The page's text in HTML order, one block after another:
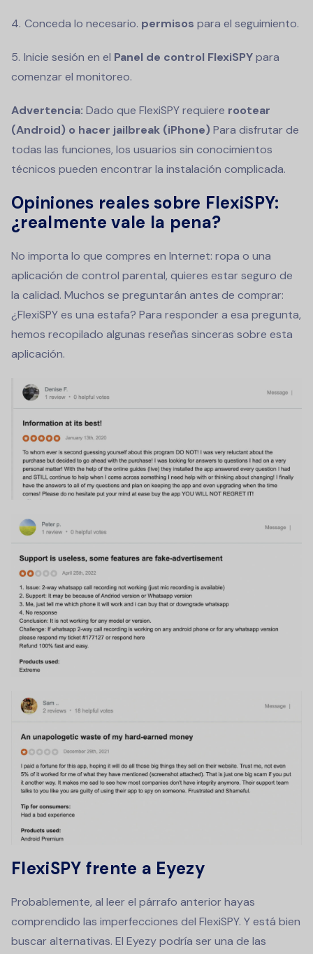
Conceda lo necesario. permisos para el seguimiento.
Inicie sesión en el Panel de control FlexiSPYpara
comenzar el monitoreo.
Advertencia: Dado que FlexiSPY requiere rootear
(Android) o hacer jailbreak (iPhone) Para disfrutar de
todas las funciones, los usuarios sin conocimientos
técnicos pueden encontrar la instalación complicada.
Opiniones reales sobre FlexiSPY:
¿realmente vale la pena?
No importa lo que compres en Internet: ropa o una
aplicación de control parental, quieres estar seguro de
la calidad. Muchos se preguntarán antes de comprar:
¿FlexiSPY es una estafa? Para responder a esa pregunta,
hemos recopilado algunas reseñas sinceras sobre esta
aplicación.
FlexiSPY frente a Eyezy
Probablemente, al leer el párrafo anterior hayas
comprendido las imperfecciones del FlexiSPY. Y está bien
buscar alternativas. El Eyezy podría ser una de las